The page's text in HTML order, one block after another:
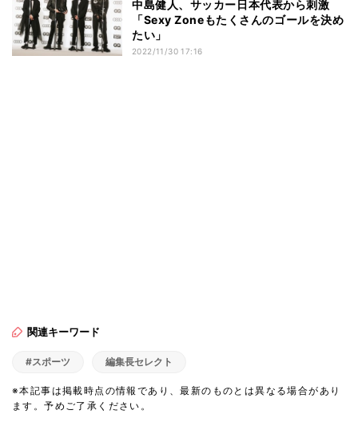
中島健人、サッカー日本代表から刺激
「Sexy Zoneもたくさんのゴールを決め
たい」
2022/11/30 17:16
関連キーワード
#スポーツ 編集長セレクト
※本記事は掲載時点の情報であり、最新のものとは異なる場合があり
ます。予めご了承ください。